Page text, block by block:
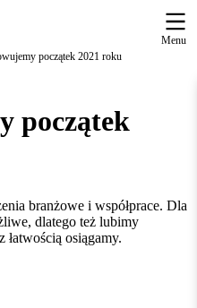
Menu
początek 2021 roku
początek
branżowe i współprace. Dla
dlatego też lubimy
osiągamy.